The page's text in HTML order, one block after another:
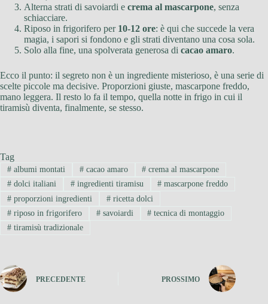
Alterna strati di savoiardi e crema al mascarpone, senza
schiacciare.
Riposo in frigorifero per 10-12 ore: è qui che succede la vera
magia, i sapori si fondono e gli strati diventano una cosa sola.
Solo alla fine, una spolverata generosa di cacao amaro.
Ecco il punto: il segreto non è un ingrediente misterioso, è una serie di
scelte piccole ma decisive. Proporzioni giuste, mascarpone freddo,
mano leggera. Il resto lo fa il tempo, quella notte in frigo in cui il
tiramisù diventa, finalmente, se stesso.
Tag
#albumi montati #cacao amaro # crema al mascarpone
#dolci italiani #ingredienti tiramisu # mascarpone freddo
#proporzioni ingredienti #ricetta dolci
#riposo in frigorifero #savoiardi # tecnica di montaggio
#tiramisù tradizionale
PRECEDENTE PROSSIMO